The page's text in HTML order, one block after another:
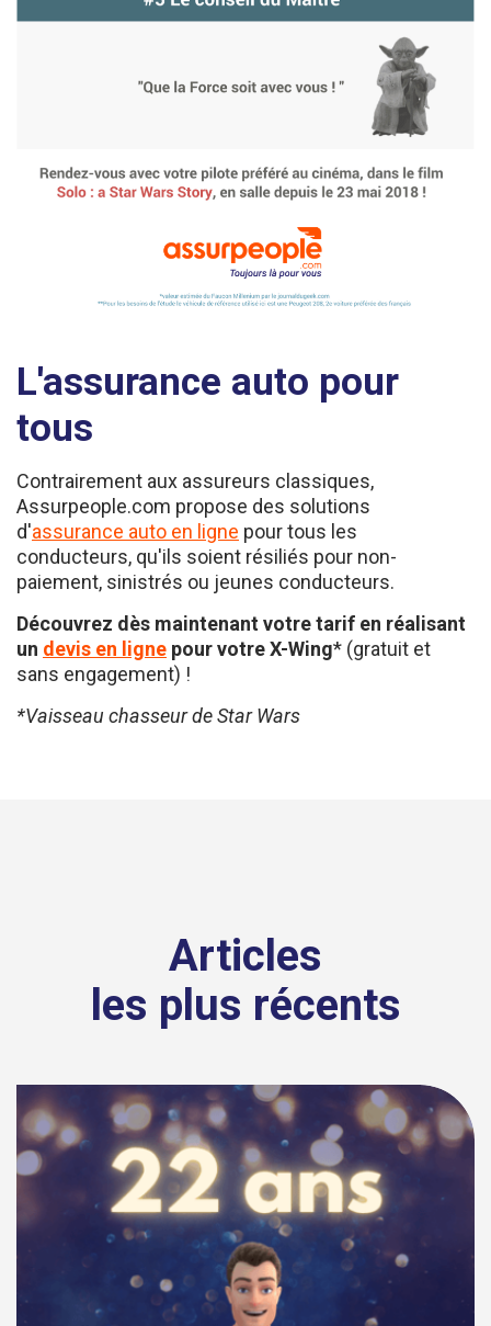
L'assurance auto pour
tous
Contrairement aux assureurs classiques,
Assurpeople.com propose des solutions
d'assurance auto en ligne pour tous les
conducteurs, qu'ils soient résiliés pour non-
paiement, sinistrés ou jeunes conducteurs.
Découvrez dès maintenant votre tarif en réalisant
un devis en ligne pour votre X-Wing* (gratuit et
sans engagement) !
*Vaisseau chasseur de Star Wars
Articles
les plus récents